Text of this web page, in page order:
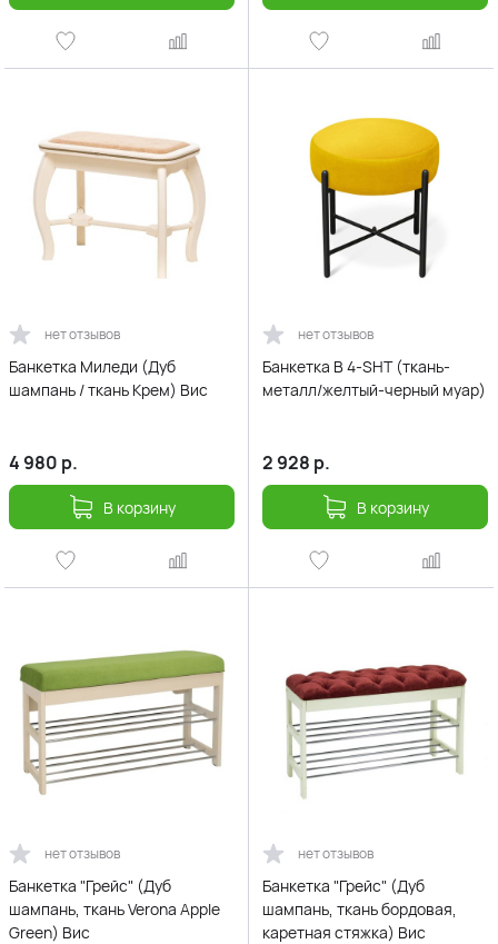
нет отзывов
Банкетка Миледи (Дуб
шампань / ткань Крем) Вис
4 980 р.
В корзину
нет отзывов
Банкетка В 4-SHT (ткань-
металл/желтый-черный муар)
2 928 р.
В корзину
нет отзывов
Банкетка "Грейс" (Дуб
шампань, ткань Verona Apple
Green) Вис
нет отзывов
Банкетка "Грейс" (Дуб
шампань, ткань бордовая,
каретная стяжка) Вис